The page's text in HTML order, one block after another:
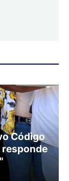
Código
responde